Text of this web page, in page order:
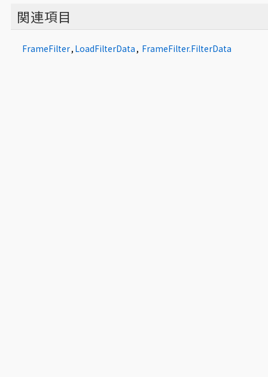
関連項目
FrameFilter, LoadFilterData , FrameFilter.FilterData